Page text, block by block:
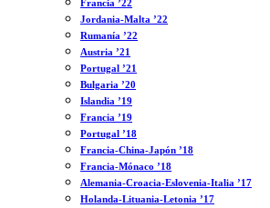
Francia ’22
Jordania-Malta ’22
Rumanía ’22
Austria ’21
Portugal ’21
Bulgaria ’20
Islandia ’19
Francia ’19
Portugal ’18
Francia-China-Japón ’18
Francia-Mónaco ’18
Alemania-Croacia-Eslovenia-Italia ’17
Holanda-Lituania-Letonia ’17